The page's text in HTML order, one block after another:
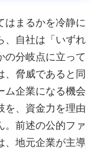
はまるかを冷静に
、自社は「いずれ
の分岐点に立って
、脅威であると同
ム企業になる機会
を、資金力を理由
。前述の公的ファ
、地元企業が主導